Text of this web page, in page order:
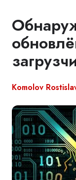
Komolov